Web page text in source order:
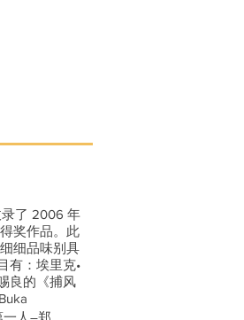
了 2006 年
奖作品。此
细品味别具
有：埃里克•
良的《捕风
人―郑